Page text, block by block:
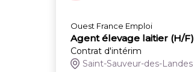
Ouest France Emploi
Agent élevage laitier (H/F)
Contrat d'intérim
Saint-Sauveur-des-Landes